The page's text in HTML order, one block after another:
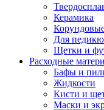
Керамика
Для
Щетки и
Расходные
Бафы и
Жидкости
Кисти и
Маски и